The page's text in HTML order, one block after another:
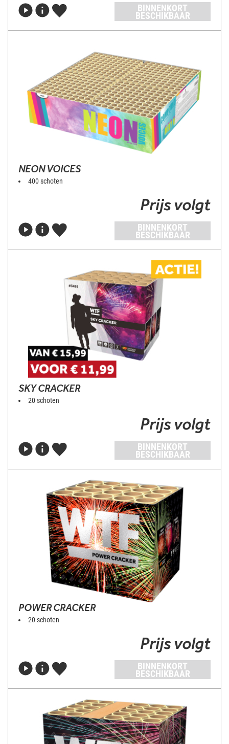
BINNENKORT
BESCHIKBAAR
NEON VOICES
400 schoten
Prijs volgt
BINNENKORT
BESCHIKBAAR
SKY CRACKER
20 schoten
Prijs volgt
BINNENKORT
BESCHIKBAAR
POWER CRACKER
20 schoten
Prijs volgt
BINNENKORT
BESCHIKBAAR